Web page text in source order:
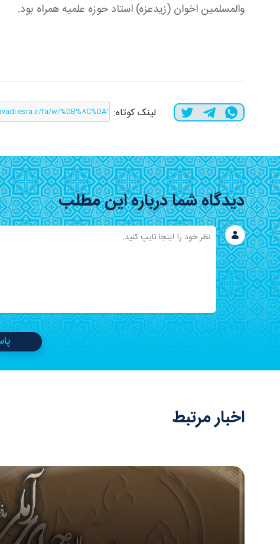
والمسلمین اخوان (زیدعزه) استاد حوزه علمیه همراه بود.
لینک کوتاه:
دیدگاه شما درباره این مطلب
اخبار مرتبط